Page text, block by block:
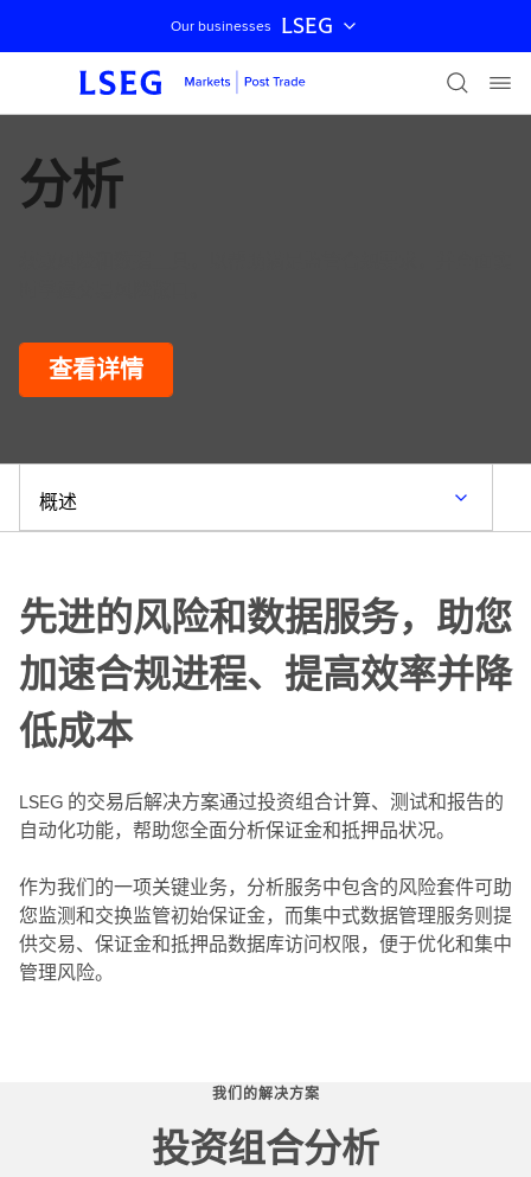
跳过导航
Our businesses LSEG
分析
查看详情
概述
先进的风险和数据服务，助您
加速合规进程、提高效率并降
低成本
LSEG 的交易后解决方案通过投资组合计算、测试和报告的
自动化功能，帮助您全面分析保证金和抵押品状况。
作为我们的一项关键业务，分析服务中包含的风险套件可助
您监测和交换监管初始保证金，而集中式数据管理服务则提
供交易、保证金和抵押品数据库访问权限，便于优化和集中
管理风险。
我们的解决方案
投资组合分析